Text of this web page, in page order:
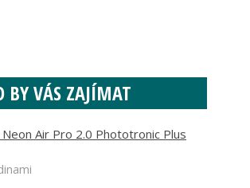
BY VÁS ZAJÍMAT
Neon Air Pro 2.0 Phototronic Plus